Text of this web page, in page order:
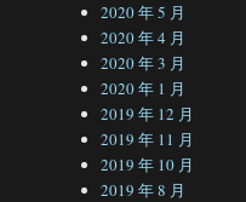
2020 年 5 月
2020 年 4 月
2020 年 3 月
2020 年 1 月
2019 年 12 月
2019 年 11 月
2019 年 10 月
2019 年 8 月